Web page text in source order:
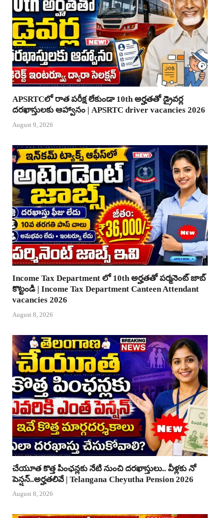
APSRTCలో రాత పరీక్ష లేకుండా 10th అర్హతతో డ్రైవర్ల
దరఖాస్తులకు ఆహ్వానం | APSRTC driver vacancies 2026
August 9, 2026
Income Tax Department లో 10th అర్హతతో పర్మనెంట్ జాబ్
కొట్టండి | Income Tax Department Canteen Attendant
vacancies 2026
August 8, 2026
చేయూత కొత్త పింఛన్లకు నేటి నుంచి దరఖాస్తులు.. వీళ్లకు నో
పెన్షన్..అర్హతలివే | Telangana Cheyutha Pension 2026
August 8, 2026